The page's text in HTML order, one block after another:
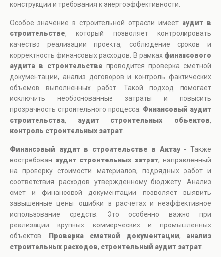
конструкции и требования к энергоэффективности.
Особое значение в строительной отрасли имеет аудит в
строительстве, который позволяет контролировать
качество реализации проекта, соблюдение сроков и
корректность финансовых расходов. В рамках финансового
аудита в строительстве проводится проверка сметной
документации, анализ договоров и контроль фактических
объемов выполненных работ. Такой подход помогает
исключить необоснованные затраты и повысить
прозрачность строительного процесса. Финансовый аудит
строительства, аудит строительных объектов,
контроль строительных затрат
Финансовый аудит в строительстве в Актау - Также
востребован аудит строительных затрат, направленный
на проверку стоимости материалов, подрядных работ и
соответствия расходов утвержденному бюджету. Анализ
смет и финансовой документации позволяет выявить
завышенные цены, ошибки в расчетах и неэффективное
использование средств. Это особенно важно при
реализации крупных коммерческих и промышленных
объектов.
Проверка сметной документации, анализ
строительных расходов, строительный аудит затрат